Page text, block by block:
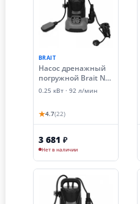
BRAIT
Насос дренажный
погружной Brait ND-
250C (0.25 кВт,
0.25 кВт · 92 л/мин
★4.7(22)
3 681 ₽
Нет в наличии